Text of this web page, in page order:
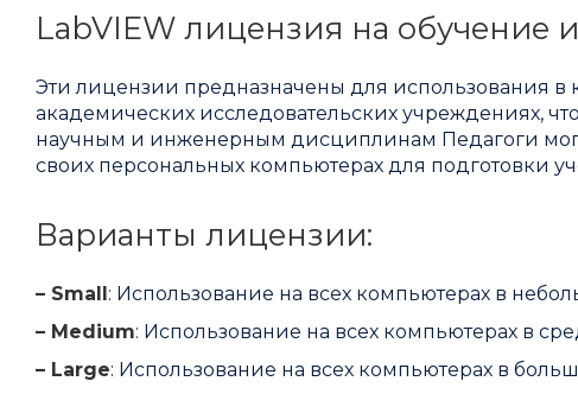
LabVIEW лицензия на обучение
Эти лицензии предназначены для использования в
академических исследовательских учреждениях,
научным и инженерным дисциплинам Педагоги
своих персональных компьютерах для подготовки
Варианты лицензии:
– Small : Использование на всех компьютерах в
– Medium: Использование на всех компьютерах в
– Large: Использование на всех компьютерах в